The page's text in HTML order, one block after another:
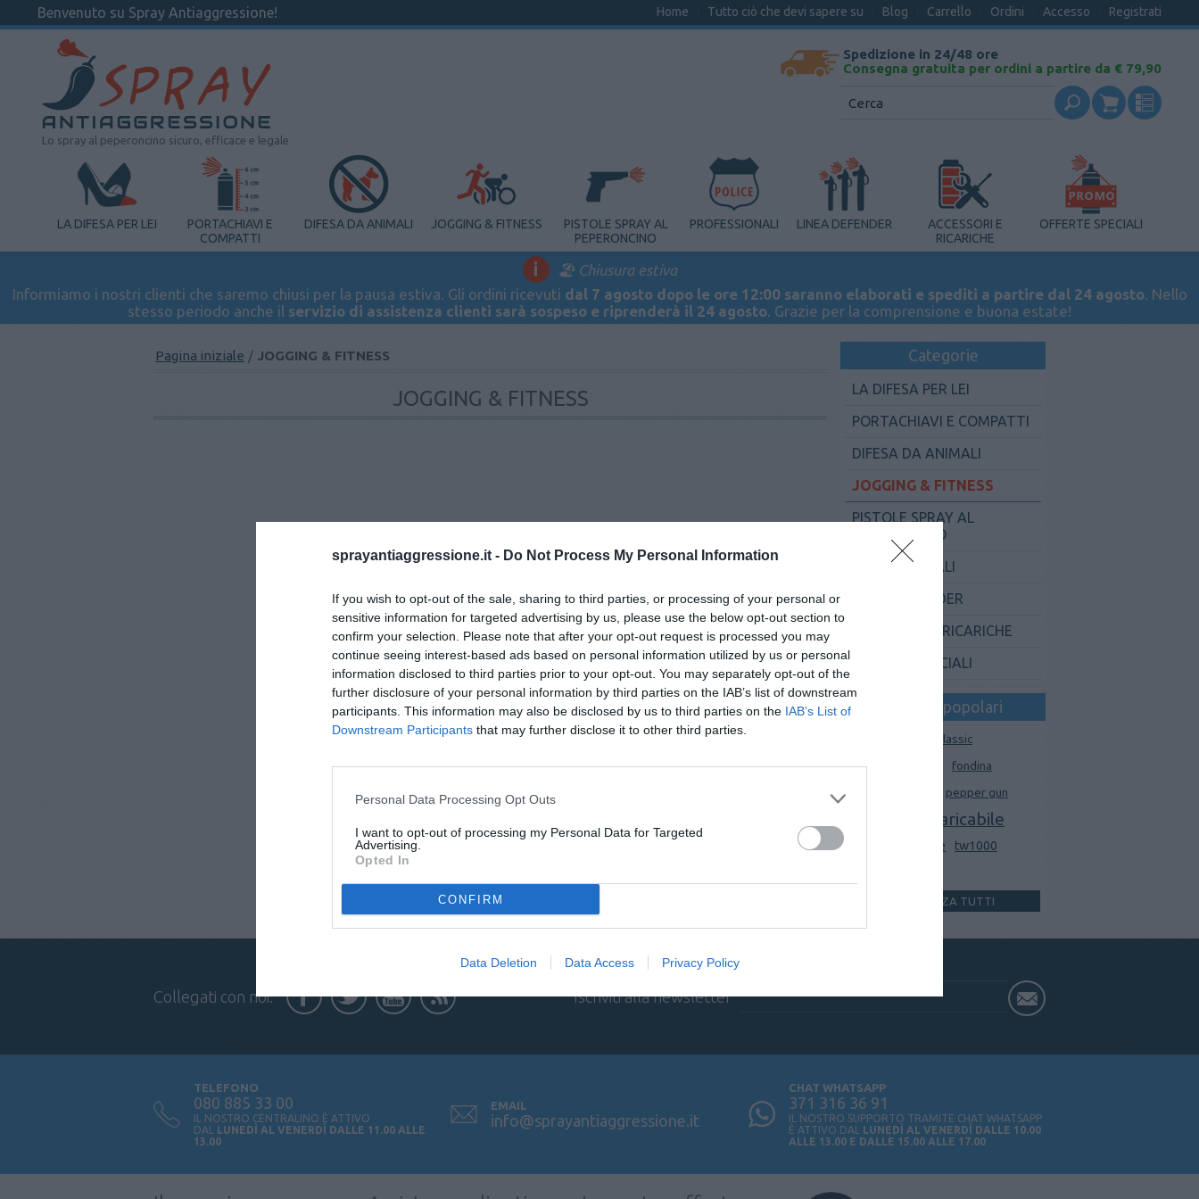
sprayantiaggressione.it - Do Not Process My Personal Information
If you wish to opt-out of the sale, sharing to third parties, or processing of your personal or
sensitive information for targeted advertising by us, please use the below opt-out section to
confirm your selection. Please note that after your opt-out request is processed you may
continue seeing interest-based ads based on personal information utilized by us or personal
information disclosed to third parties prior to your opt-out. You may separately opt-out of the
further disclosure of your personal information by third parties on the IAB’s list of downstream
participants. This information may also be disclosed by us to third parties on the IAB’s List of
Downstream Participants that may further disclose it to other third parties.
Personal Data Processing Opt Outs
I want to opt-out of processing my Personal Data for Targeted
Advertising.
Opted In
CONFIRM
Data Deletion Data Access Privacy Policy
Benvenuto su Spray Antiaggressione! Accesso Registrati
Home Tutto ciò che devi sapere su Blog Carrello Ordini
Lo spray al peperoncino sicuro, efficace e legale
Spedizione in 24/48 ore
Consegna gratuita per ordini a partire da € 79,90
LA DIFESA PER LEI
PORTACHIAVI E
COMPATTI
DIFESA DA ANIMALI JOGGING & FITNESS
PISTOLE SPRAY AL
PEPERONCINO
PROFESSIONALI LINEA DEFENDER
ACCESSORI E
RICARICHE
OFFERTE SPECIALI
i
🏖️ Chiusura estiva
Informiamo i nostri clienti che saremo chiusi per la pausa estiva. Gli ordini ricevuti dal 7 agosto dopo le ore 12:00 saranno elaborati e spediti a partire dal 24 agosto. Nello
stesso periodo anche il servizio di assistenza clienti sarà sospeso e riprenderà il 24 agosto. Grazie per la comprensione e buona estate!
Pagina iniziale / JOGGING & FITNESS
JOGGING & FITNESS
Categorie
LA DIFESA PER LEI
PORTACHIAVI E COMPATTI
DIFESA DA ANIMALI
JOGGING & FITNESS
PISTOLE SPRAY AL
PEPERONCINO
PROFESSIONALI
LINEA DEFENDER
ACCESSORI E RICARICHE
OFFERTE SPECIALI
I tag più popolari
classic
conico
fondina
pepper gun
ricaricabile
sabre
tw1000
VISUALIZZA TUTTI
Collegati con noi: Iscriviti alla newsletter
TELEFONO
080 885 33 00
IL NOSTRO CENTRALINO È ATTIVO
DAL LUNEDÌ AL VENERDÌ DALLE 11.00 ALLE
13.00
EMAIL
info@sprayantiaggressione.it
CHAT WHATSAPP
371 316 36 91
IL NOSTRO SUPPORTO TRAMITE CHAT WHATSAPP
È ATTIVO DAL
LUNEDÌ AL VENERDÌ DALLE 10.00
ALLE 13.00 E DALLE 15.00 ALLE 17.00